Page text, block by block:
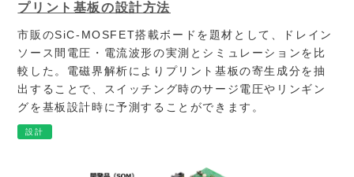
プリント基板の設計方法
市販のSiC-MOSFET搭載ボードを題材として、ドレイン
ソース間電圧・電流波形の実測とシミュレーションを比
較した。電磁界解析によりプリント基板の寄生成分を抽
出することで、スイッチング時のサージ電圧やリンギン
グを基板設計時に予測することができます。
設計